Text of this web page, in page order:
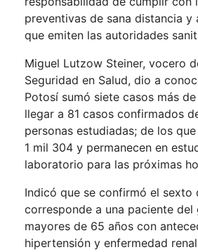
preventivas de sana distancia y
que emiten las autoridades
Miguel Lutzow Steiner, vocero
Seguridad en Salud, dio a
Potosí sumó siete casos más
llegar a 81 casos confirmados
personas estudiadas; de los
1 mil 304 y permanecen en
laboratorio para las próximas
Indicó que se confirmó el sexto
corresponde a una paciente del
mayores de 65 años con
hipertensión y enfermedad